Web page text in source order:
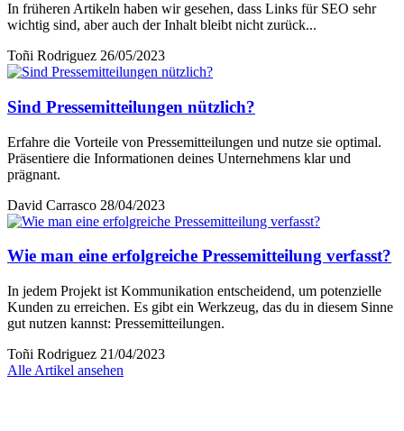
In früheren Artikeln haben wir gesehen, dass Links für SEO sehr
wichtig sind, aber auch der Inhalt bleibt nicht zurück...
Toñi Rodriguez 26/05/2023
Sind Pressemitteilungen nützlich?
Erfahre die Vorteile von Pressemitteilungen und nutze sie optimal.
Präsentiere die Informationen deines Unternehmens klar und
prägnant.
David Carrasco 28/04/2023
Wie man eine erfolgreiche Pressemitteilung verfasst?
In jedem Projekt ist Kommunikation entscheidend, um potenzielle
Kunden zu erreichen. Es gibt ein Werkzeug, das du in diesem Sinne
gut nutzen kannst: Pressemitteilungen.
Toñi Rodriguez 21/04/2023
Alle Artikel ansehen